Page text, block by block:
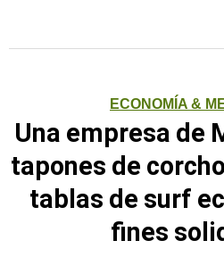
ECONOMÍA &
Una empresa de
tapones de
tablas de surf
fines